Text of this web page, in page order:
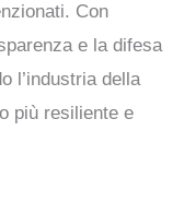
Con
e la difesa
l’industria della
più resiliente e